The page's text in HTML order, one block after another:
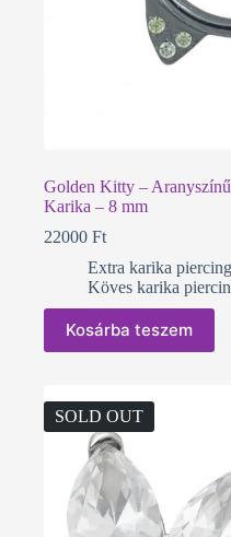
Golden Kitty –
Karika – 8 mm
22000 Ft
Extra karika
Köves karika
Kosárba teszem
SOLD OUT